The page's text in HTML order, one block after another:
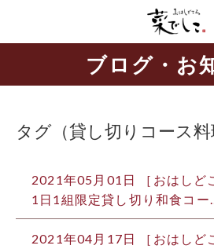
ブログ・お
タグ（貸し切りコース料
2021年05月01日 ［おはしど
1日1組限定️貸し切り和食コー
2021年04月17日 ［おはしど